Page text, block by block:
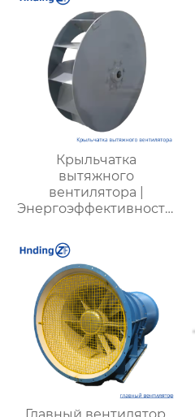
Крыльчатка
вытяжного
вентилятора |
Энергоэффективность,
долговечность
Главный вентилятор